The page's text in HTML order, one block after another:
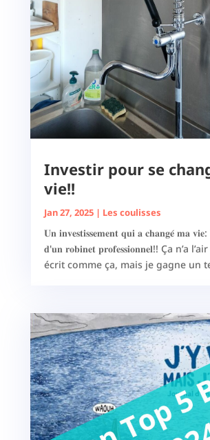
Investir pour se
vie!!
Jan 27, 2025| Les coulisses
𝐔𝐧 𝐢𝐧𝐯𝐞𝐬𝐭𝐢𝐬𝐬𝐞𝐦𝐞𝐧𝐭 𝐪𝐮𝐢 𝐚 𝐜𝐡𝐚𝐧𝐠𝐞́ 𝐦𝐚 𝐯𝐢𝐞:
𝐝'𝐮𝐧 𝐫𝐨𝐛𝐢𝐧𝐞𝐭 𝐩𝐫𝐨𝐟𝐞𝐬𝐬𝐢𝐨𝐧𝐧𝐞𝐥!! Ça n’a
écrit comme ça, mais je gagne un